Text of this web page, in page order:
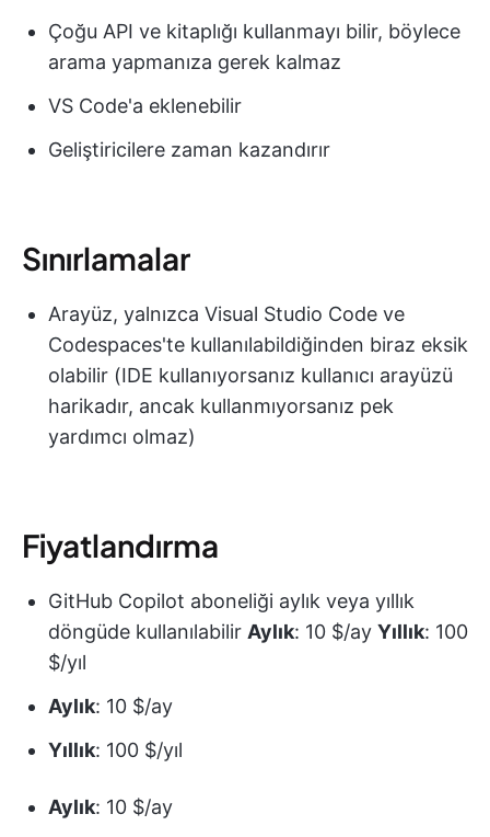
Çoğu API ve kitaplığı kullanmayı bilir, böylece
arama yapmanıza gerek kalmaz
VS Code'a eklenebilir
Geliştiricilere zaman kazandırır
Sınırlamalar
Arayüz, yalnızca Visual Studio Code ve
Codespaces'te kullanılabildiğinden biraz eksik
olabilir (IDE kullanıyorsanız kullanıcı arayüzü
harikadır, ancak kullanmıyorsanız pek
yardımcı olmaz)
Fiyatlandırma
GitHub Copilot aboneliği aylık veya yıllık
döngüde kullanılabilir Aylık: 10 $/ay Yıllık: 100
$/yıl
Aylık: 10 $/ay
Yıllık: 100 $/yıl
Aylık: 10 $/ay